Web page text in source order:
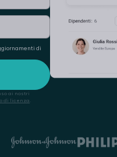
di
ai nostri
di licenza